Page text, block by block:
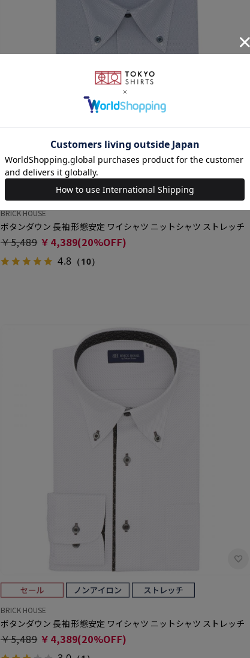
BRICK HOUSE
ボタンダウン 長袖 形態安定 ワイシャツ ニットシャツ ストレッチ
￥5,489 ￥4,389(20%OFF)
4.8 （10）
BRICK HOUSE
ボタンダウン 長袖 形態安定 ワイシャツ ニットシャツ ストレッチ
￥5,489 ￥4,389(20%OFF)